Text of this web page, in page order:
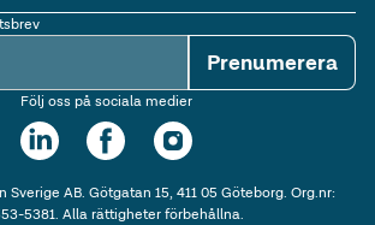
Prenumerera
Följ oss på sociala medier
AB. Götgatan 15, 411 05 Göteborg. Org.nr:
5381. Alla rättigheter förbehållna.